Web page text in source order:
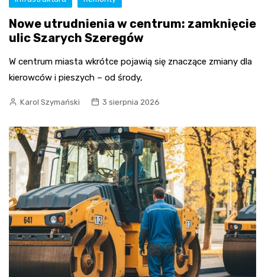
Nowe utrudnienia w centrum: zamknięcie
ulic Szarych Szeregów
W centrum miasta wkrótce pojawią się znaczące zmiany dla
kierowców i pieszych – od środy,
Karol Szymański 3 sierpnia 2026